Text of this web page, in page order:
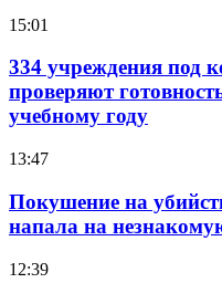
15:01
334 учреждения под
проверяют
учебному году
13:47
Покушение на
напала на
12:39